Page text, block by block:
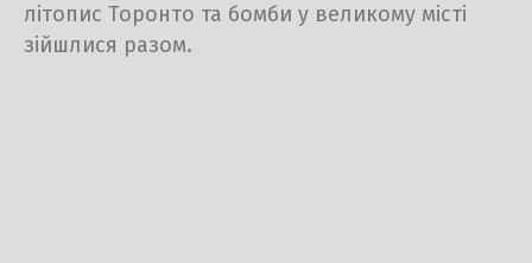
літопис Торонто та бомби у великому місті
зійшлися разом.